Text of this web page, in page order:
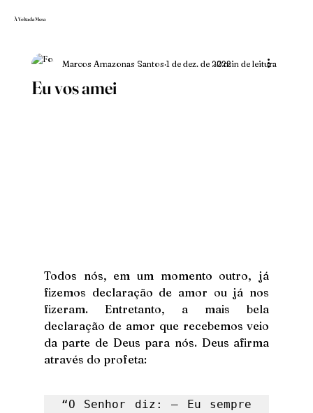
À Volta da Mesa
Eu vos amei
Marcos Amazonas Santos 1 de dez. de 20222 min de leitura
Todos nós, em um momento outro, já
fizemos declaração de amor ou já nos
fizeram. Entretanto, a mais bela
declaração de amor que recebemos veio
da parte de Deus para nós. Deus afirma
através do profeta:
“O Senhor diz: — Eu sempre